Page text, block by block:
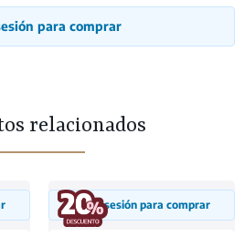
para comprar
relacionados
Inicia sesión para comprar